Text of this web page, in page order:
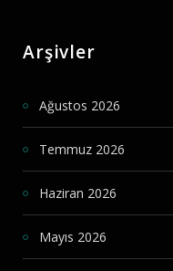
Arşivler
Ağustos 2026
Temmuz 2026
Haziran 2026
Mayıs 2026